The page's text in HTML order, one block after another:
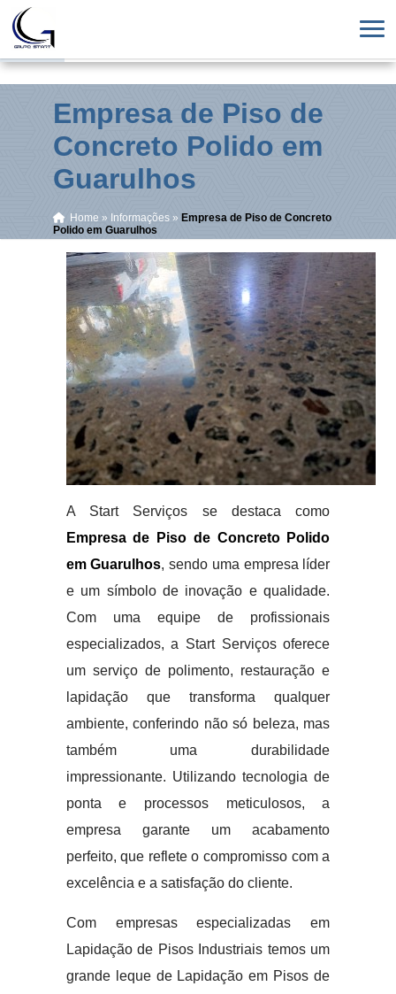
Empresa de Piso de
Concreto Polido em
Guarulhos
Home » Informações » Empresa de Piso de Concreto
Polido em Guarulhos
A Start Serviços se destaca como
Empresa de Piso de Concreto Polido
em Guarulhos, sendo uma empresa líder
e um símbolo de inovação e qualidade.
Com uma equipe de profissionais
especializados, a Start Serviços oferece
um serviço de polimento, restauração e
lapidação que transforma qualquer
ambiente, conferindo não só beleza, mas
também uma durabilidade
impressionante. Utilizando tecnologia de
ponta e processos meticulosos, a
empresa garante um acabamento
perfeito, que reflete o compromisso com a
excelência e a satisfação do cliente.
Com empresas especializadas em
Lapidação de Pisos Industriais temos um
grande leque de Lapidação em Pisos de